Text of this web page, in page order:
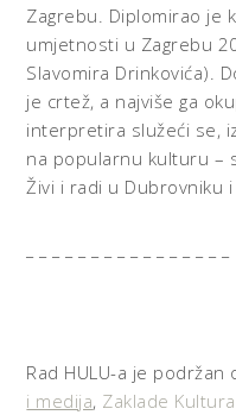
Zagrebu. Diplomirao je
umjetnosti u Zagrebu
Slavomira Drinkovića).
je crtež, a najviše ga
interpretira služeći se,
na popularnu kulturu –
Živi i radi u Dubrovniku
Rad HULU-a je podržan
i medija, Zaklade